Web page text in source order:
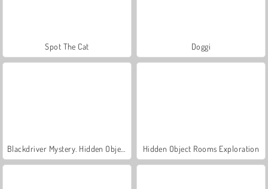
Spot The Cat Doggi
Hidden Object Rooms Exploration